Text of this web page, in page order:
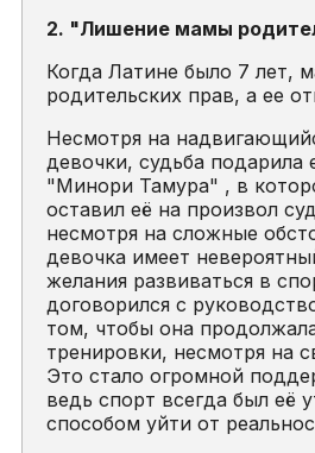
2. "Лишение мамы
Когда Латине было 7 лет,
родительских прав, а ее
Несмотря на
девочки, судьба подарила
"Минори Тамура" , в
оставил её на произвол
несмотря на сложные
девочка имеет
желания развиваться в
договорился с
том, чтобы она
тренировки, несмотря на
Это стало огромной
ведь спорт всегда был её
способом уйти от